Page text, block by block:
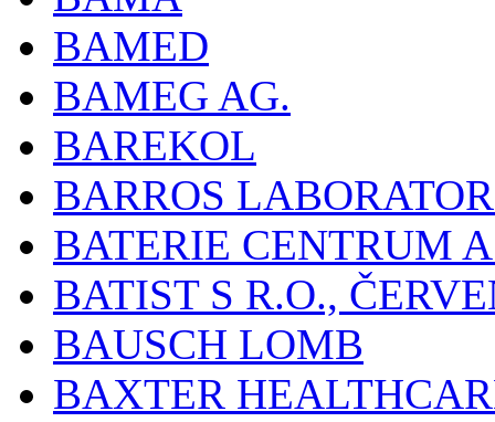
BAMED
BAMEG AG.
BAREKOL
BARROS
BATERIE CENTRUM
BATIST S R.O.,
BAUSCH LOMB
BAXTER